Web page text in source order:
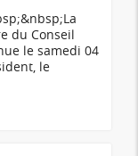
du Conseil
le samedi 04
le